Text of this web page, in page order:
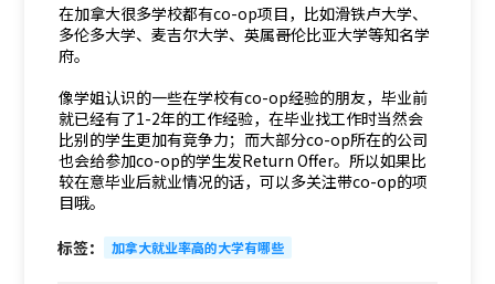
在加拿大很多学校都有co-op项目，比如滑铁卢大学、
多伦多大学、麦吉尔大学、英属哥伦比亚大学等知名学
府。
像学姐认识的一些在学校有co-op经验的朋友，毕业前
就已经有了1-2年的工作经验，在毕业找工作时当然会
比别的学生更加有竞争力；而大部分co-op所在的公司
也会给参加co-op的学生发Return Offer。所以如果比
较在意毕业后就业情况的话，可以多关注带co-op的项
目哦。
标签： 加拿大就业率高的大学有哪些